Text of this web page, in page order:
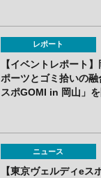
レポート
【イベントレポート
ポーツとゴミ拾いの
スポGOMI in 岡山」
ニュース
【東京ヴェルディeス